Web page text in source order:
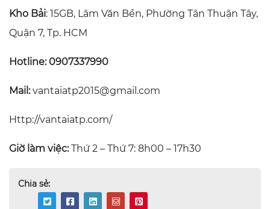
Kho Bải: 15GB, Lâm Văn Bền, Phường Tân Thuận Tây,
Quận 7, Tp. HCM
Hotline: 0907337990
Mail:vantaiatp2015@gmail.com
Http://vantaiatp.com/
Giờ làm việc:Thứ 2 – Thứ 7: 8h00 – 17h30
Chia sẻ: